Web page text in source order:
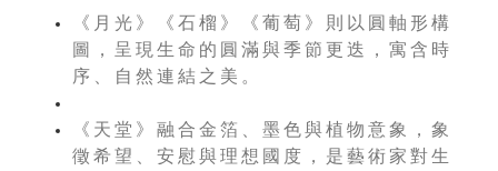
《月光》《石榴》《葡萄》則以圓軸形構
圖，呈現生命的圓滿與季節更迭，寓含時
序、自然連結之美。
《天堂》融合金箔、墨色與植物意象，象
徵希望、安慰與理想國度，是藝術家對生